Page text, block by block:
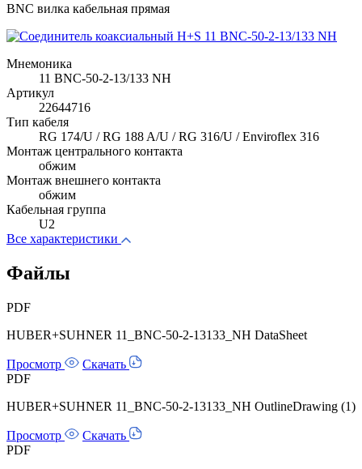
BNC вилка кабельная прямая
Мнемоника
11 BNC-50-2-13/133 NH
Артикул
22644716
Тип кабеля
RG 174/U / RG 188 A/U / RG 316/U / Enviroflex 316
Монтаж центрального контакта
обжим
Монтаж внешнего контакта
обжим
Кабельная группа
U2
Все характеристики
Файлы
PDF
HUBER+SUHNER 11_BNC-50-2-13133_NH DataSheet
Просмотр
Скачать
PDF
HUBER+SUHNER 11_BNC-50-2-13133_NH OutlineDrawing (1)
Просмотр
Скачать
PDF